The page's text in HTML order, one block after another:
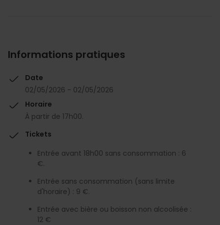
Informations pratiques
Date
02/05/2026 - 02/05/2026
Horaire
À partir de 17h00.
Tickets
Entrée avant 18h00 sans consommation : 6
€.
Entrée sans consommation (sans limite
d'horaire) : 9 €.
Entrée avec bière ou boisson non alcoolisée :
12 €